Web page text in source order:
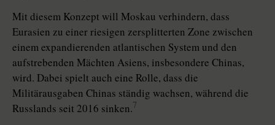
Mit diesem Konzept will Moskau verhindern, dass
Eurasien zu einer riesigen zersplitterten Zone zwischen
einem expandierenden atlantischen System und den
aufstrebenden Mächten Asiens, insbesondere Chinas,
wird. Dabei spielt auch eine Rolle, dass die
Militärausgaben Chinas ständig wachsen, während die
Russlands seit 2016 sinken.7